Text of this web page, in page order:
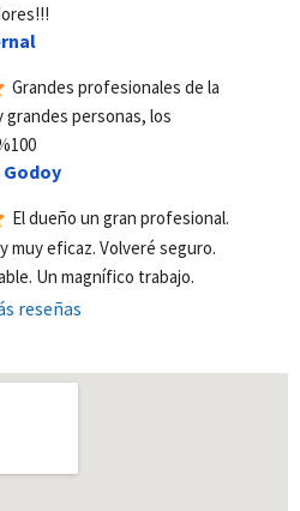
Grandes profesionales de la
grandes personas, los
Godoy
El dueño un gran profesional.
muy eficaz. Volveré seguro.
Un magnífico trabajo.
reseñas